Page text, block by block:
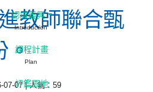
教師聯合甄
。
07-07 | 人氣：59
認識義興
Introduction
課程計畫
Plan
評鑑園地